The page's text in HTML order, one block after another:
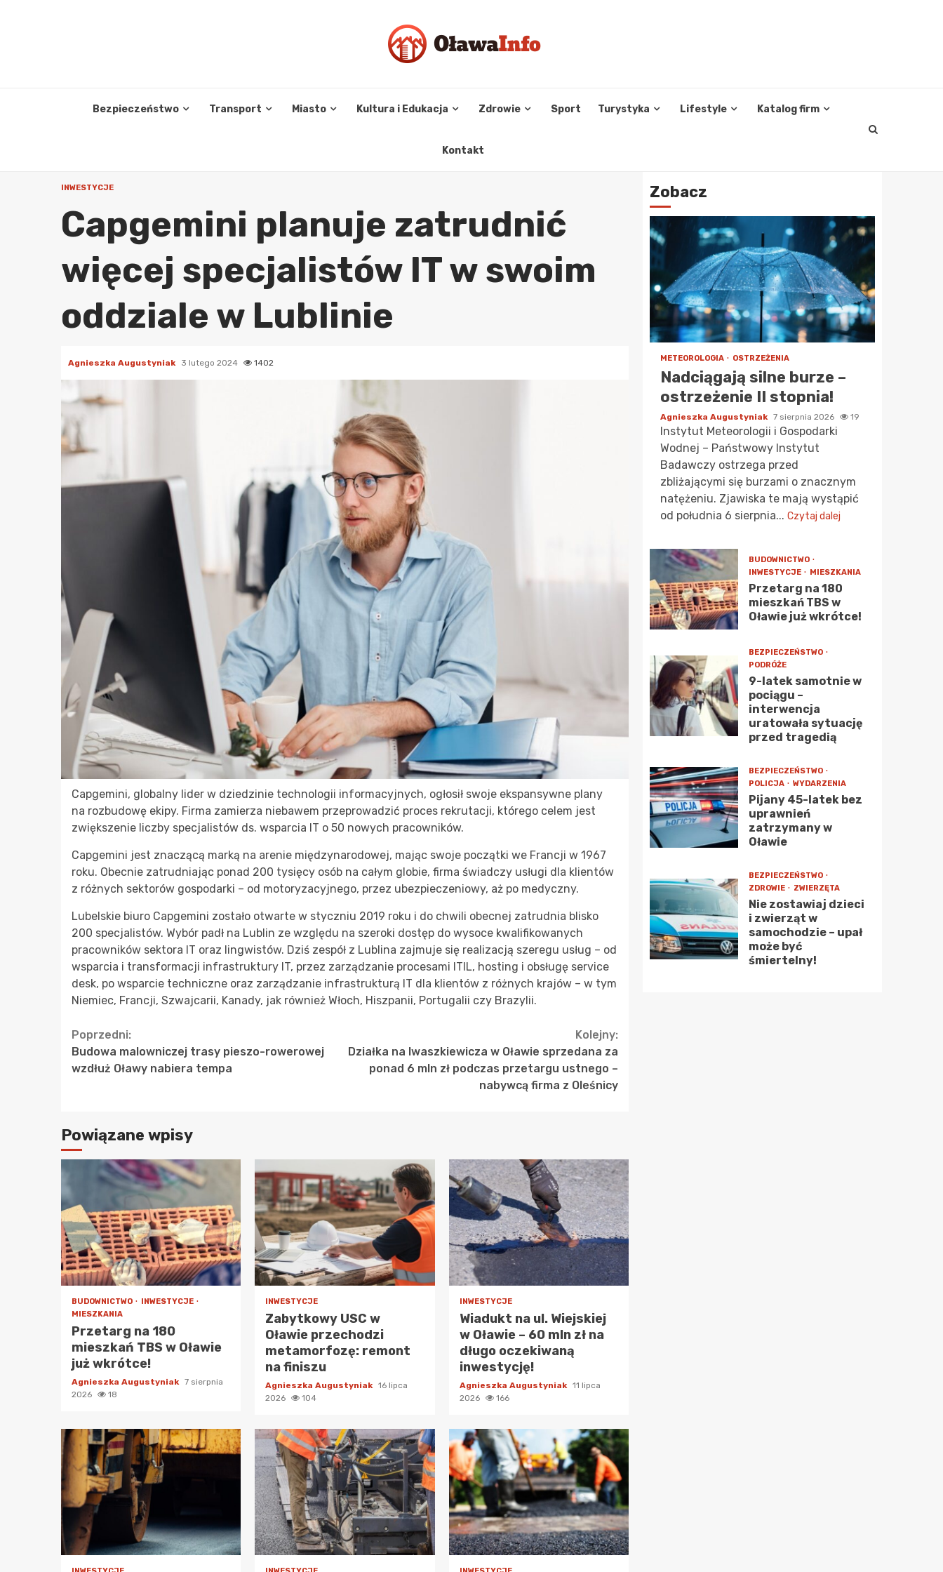
Bezpieczeństwo Transport Miasto Kultura i Edukacja Zdrowie Sport Turystyka Lifestyle Katalog firm
Kontakt
INWESTYCJE
Capgemini planuje zatrudnić
więcej specjalistów IT w swoim
oddziale w Lublinie
Agnieszka Augustyniak 3 lutego 2024 1402
Capgemini, globalny lider w dziedzinie technologii informacyjnych, ogłosił swoje ekspansywne plany
na rozbudowę ekipy. Firma zamierza niebawem przeprowadzić proces rekrutacji, którego celem jest
zwiększenie liczby specjalistów ds. wsparcia IT o 50 nowych pracowników.
Capgemini jest znaczącą marką na arenie międzynarodowej, mając swoje początki we Francji w 1967
roku. Obecnie zatrudniając ponad 200 tysięcy osób na całym globie, firma świadczy usługi dla klientów
z różnych sektorów gospodarki – od motoryzacyjnego, przez ubezpieczeniowy, aż po medyczny.
Lubelskie biuro Capgemini zostało otwarte w styczniu 2019 roku i do chwili obecnej zatrudnia blisko
200 specjalistów. Wybór padł na Lublin ze względu na szeroki dostęp do wysoce kwalifikowanych
pracowników sektora IT oraz lingwistów. Dziś zespół z Lublina zajmuje się realizacją szeregu usług – od
wsparcia i transformacji infrastruktury IT, przez zarządzanie procesami ITIL, hosting i obsługę service
desk, po wsparcie techniczne oraz zarządzanie infrastrukturą IT dla klientów z różnych krajów – w tym
Niemiec, Francji, Szwajcarii, Kanady, jak również Włoch, Hiszpanii, Portugalii czy Brazylii.
Continue
Reading
Poprzedni:
Budowa malowniczej trasy pieszo-rowerowej
wzdłuż Oławy nabiera tempa
Kolejny:
Działka na Iwaszkiewicza w Oławie sprzedana za
ponad 6 mln zł podczas przetargu ustnego –
nabywcą firma z Oleśnicy
Powiązane wpisy
BUDOWNICTWO
INWESTYCJE
MIESZKANIA
Przetarg na 180
mieszkań TBS w Oławie
już wkrótce!
Agnieszka Augustyniak 7 sierpnia
2026
18
INWESTYCJE
Zabytkowy USC w
Oławie przechodzi
metamorfozę: remont
na finiszu
Agnieszka Augustyniak 16 lipca
2026
104
INWESTYCJE
Wiadukt na ul. Wiejskiej
w Oławie – 60 mln zł na
długo oczekiwaną
inwestycję!
Agnieszka Augustyniak 11 lipca
2026
166
Zobacz
METEOROLOGIA OSTRZEŻENIA
Nadciągają silne burze –
ostrzeżenie II stopnia!
Agnieszka Augustyniak 7 sierpnia 2026 19
Instytut Meteorologii i Gospodarki
Wodnej – Państwowy Instytut
Badawczy ostrzega przed
zbliżającymi się burzami o znacznym
natężeniu. Zjawiska te mają wystąpić
od południa 6 sierpnia... Czytaj dalej
BUDOWNICTWO
INWESTYCJE
MIESZKANIA
Przetarg na 180
mieszkań TBS w
Oławie już wkrótce!
BEZPIECZEŃSTWO
PODRÓŻE
9-latek samotnie w
pociągu –
interwencja
uratowała sytuację
przed tragedią
BEZPIECZEŃSTWO
POLICJA
WYDARZENIA
Pijany 45-latek bez
uprawnień
zatrzymany w
Oławie
BEZPIECZEŃSTWO
ZDROWIE
ZWIERZĘTA
Nie zostawiaj dzieci
i zwierząt w
samochodzie – upał
może być
śmiertelny!